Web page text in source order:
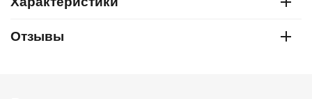
Отзывы